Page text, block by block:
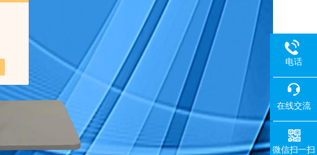
电话
在线交流
微信扫一扫